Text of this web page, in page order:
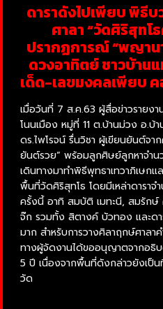
ดาราดังไปเพียบ พิธี
ศาลา “วัดศิริสุทโ
ปรากฏการณ์ “พญา
ดวงอาทิตย์ ชาวบ้าน
เด็ด-เลขมงคลเพียบ
เมื่อวันที่ 7 ส.ค.63 ผู้สื่อข่าวรายง
โนนเมือง หมู่ที่ 11 ต.บ้านม่วง อ.บ้
ดร.ไพโรจน์ รื่นวิชา ผู้เขียนยันต์จา
ยันต์รวย” พร้อมลูกศิษย์ลูกหาจำ
เดินทางมาทำพิธีพุทธาเทวาภิเษกแ
พื้นที่วัดศิริสุทโธ โดยมีเหล่าดาราจ
ครั้งนี้ อาทิ สมบัติ เมทะนี, สมรัก
จ๊ก รวมทั้ง สิตางค์ บัวทอง และด
มาก สำหรับการวางศิลาฤกษ์ศาล
ทางผู้จัดงานได้ขออนุญาตจากอธิบ
5 ปี เนื่องจากพื้นที่ดังกล่าวยังเป็น
วัด